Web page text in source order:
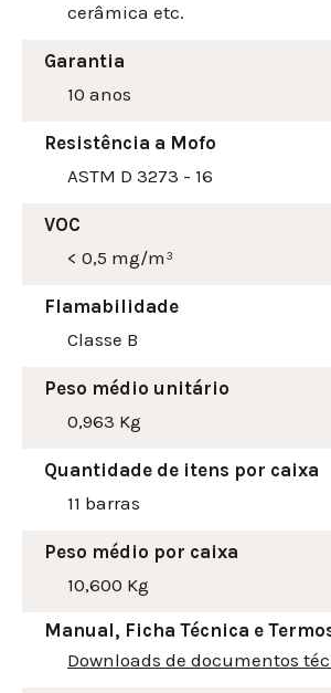
cerâmica etc.
Garantia
10 anos
Resistência a Mofo
ASTM D 3273 - 16
VOC
< 0,5 mg/m³
Flamabilidade
Classe B
Peso médio unitário
0,963 Kg
Quantidade de itens por caixa
11 barras
Peso médio por caixa
10,600 Kg
Manual, Ficha Técnica e
Downloads de documentos